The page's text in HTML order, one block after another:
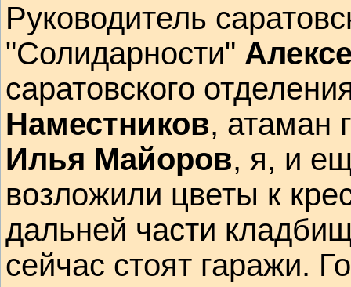
Руководитель
"Солидарности"
саратовского
Наместников, атаман
Илья Майоров, я, и
возложили цветы к
дальней части
сейчас стоят гаражи.